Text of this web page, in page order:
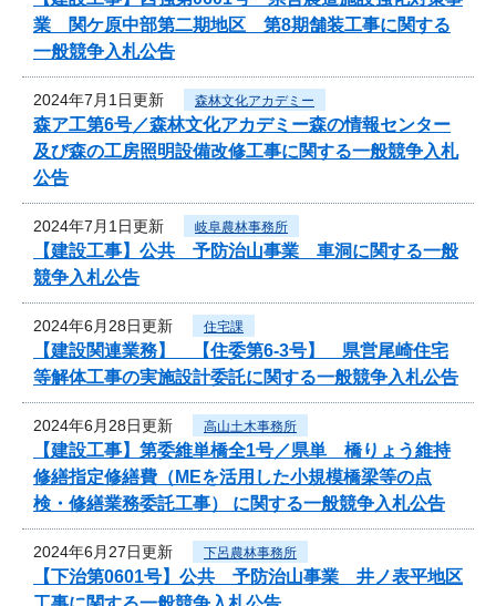
業 関ケ原中部第二期地区 第8期舗装工事に関する
一般競争入札公告
2024年7月1日更新 森林文化アカデミー
森ア工第6号／森林文化アカデミー森の情報センター
及び森の工房照明設備改修工事に関する一般競争入札
公告
2024年7月1日更新 岐阜農林事務所
【建設工事】公共 予防治山事業 車洞に関する一般
競争入札公告
2024年6月28日更新 住宅課
【建設関連業務】 【住委第6-3号】 県営尾崎住宅
等解体工事の実施設計委託に関する一般競争入札公告
2024年6月28日更新 高山土木事務所
【建設工事】第委維単橋全1号／県単 橋りょう維持
修繕指定修繕費（MEを活用した小規模橋梁等の点
検・修繕業務委託工事） に関する一般競争入札公告
2024年6月27日更新 下呂農林事務所
【下治第0601号】公共 予防治山事業 井ノ表平地区